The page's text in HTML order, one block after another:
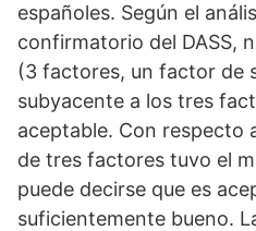
españoles. Según el
confirmatorio del DASS,
(3 factores, un factor de
subyacente a los tres
aceptable. Con respecto
de tres factores tuvo el
puede decirse que es
suficientemente bueno.